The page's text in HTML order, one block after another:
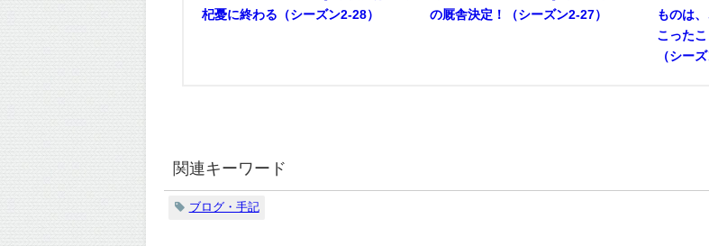
杞憂に終わる（シーズン2-28）
の厩舎決定！（シーズン2-27）
ものは
こった
（シー
関連キーワード
ブログ・手記